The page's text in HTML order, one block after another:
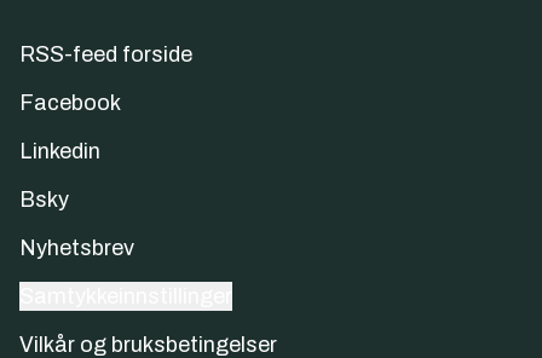
RSS-feed forside
Facebook
Linkedin
Bsky
Nyhetsbrev
Vilkår og bruksbetingelser